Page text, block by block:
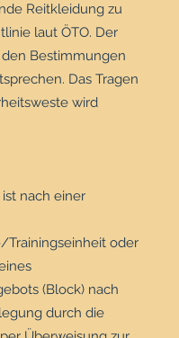
Reitkleidung zu
laut ÖTO. Der
Bestimmungen
Das Tragen
wird
nach einer
Trainingseinheit oder
(Block) nach
durch die